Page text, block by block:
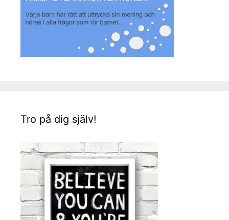
Tro på dig själv!